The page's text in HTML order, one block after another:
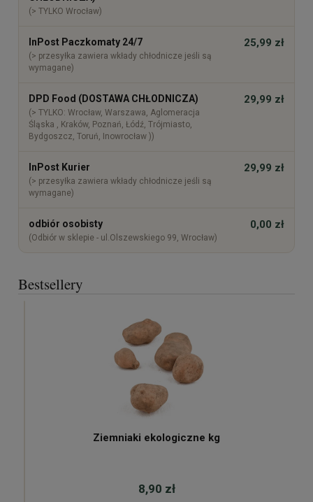
(> TYLKO Wrocław)
InPost Paczkomaty 24/7
(> przesyłka zawiera wkłady chłodnicze jeśli są
wymagane)
25,99 zł
DPD Food (DOSTAWA CHŁODNICZA)
(> TYLKO: Wrocław, Warszawa, Aglomeracja
Śląska , Kraków, Poznań, Łódź, Trójmiasto,
Bydgoszcz, Toruń, Inowrocław ))
29,99 zł
InPost Kurier
(> przesyłka zawiera wkłady chłodnicze jeśli są
wymagane)
29,99 zł
odbiór osobisty
(Odbiór w sklepie - ul.Olszewskiego 99, Wrocław)
0,00 zł
Bestsellery
Ziemniaki ekologiczne kg
8,90 zł